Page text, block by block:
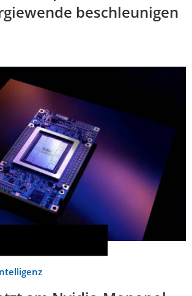
beschleunigen